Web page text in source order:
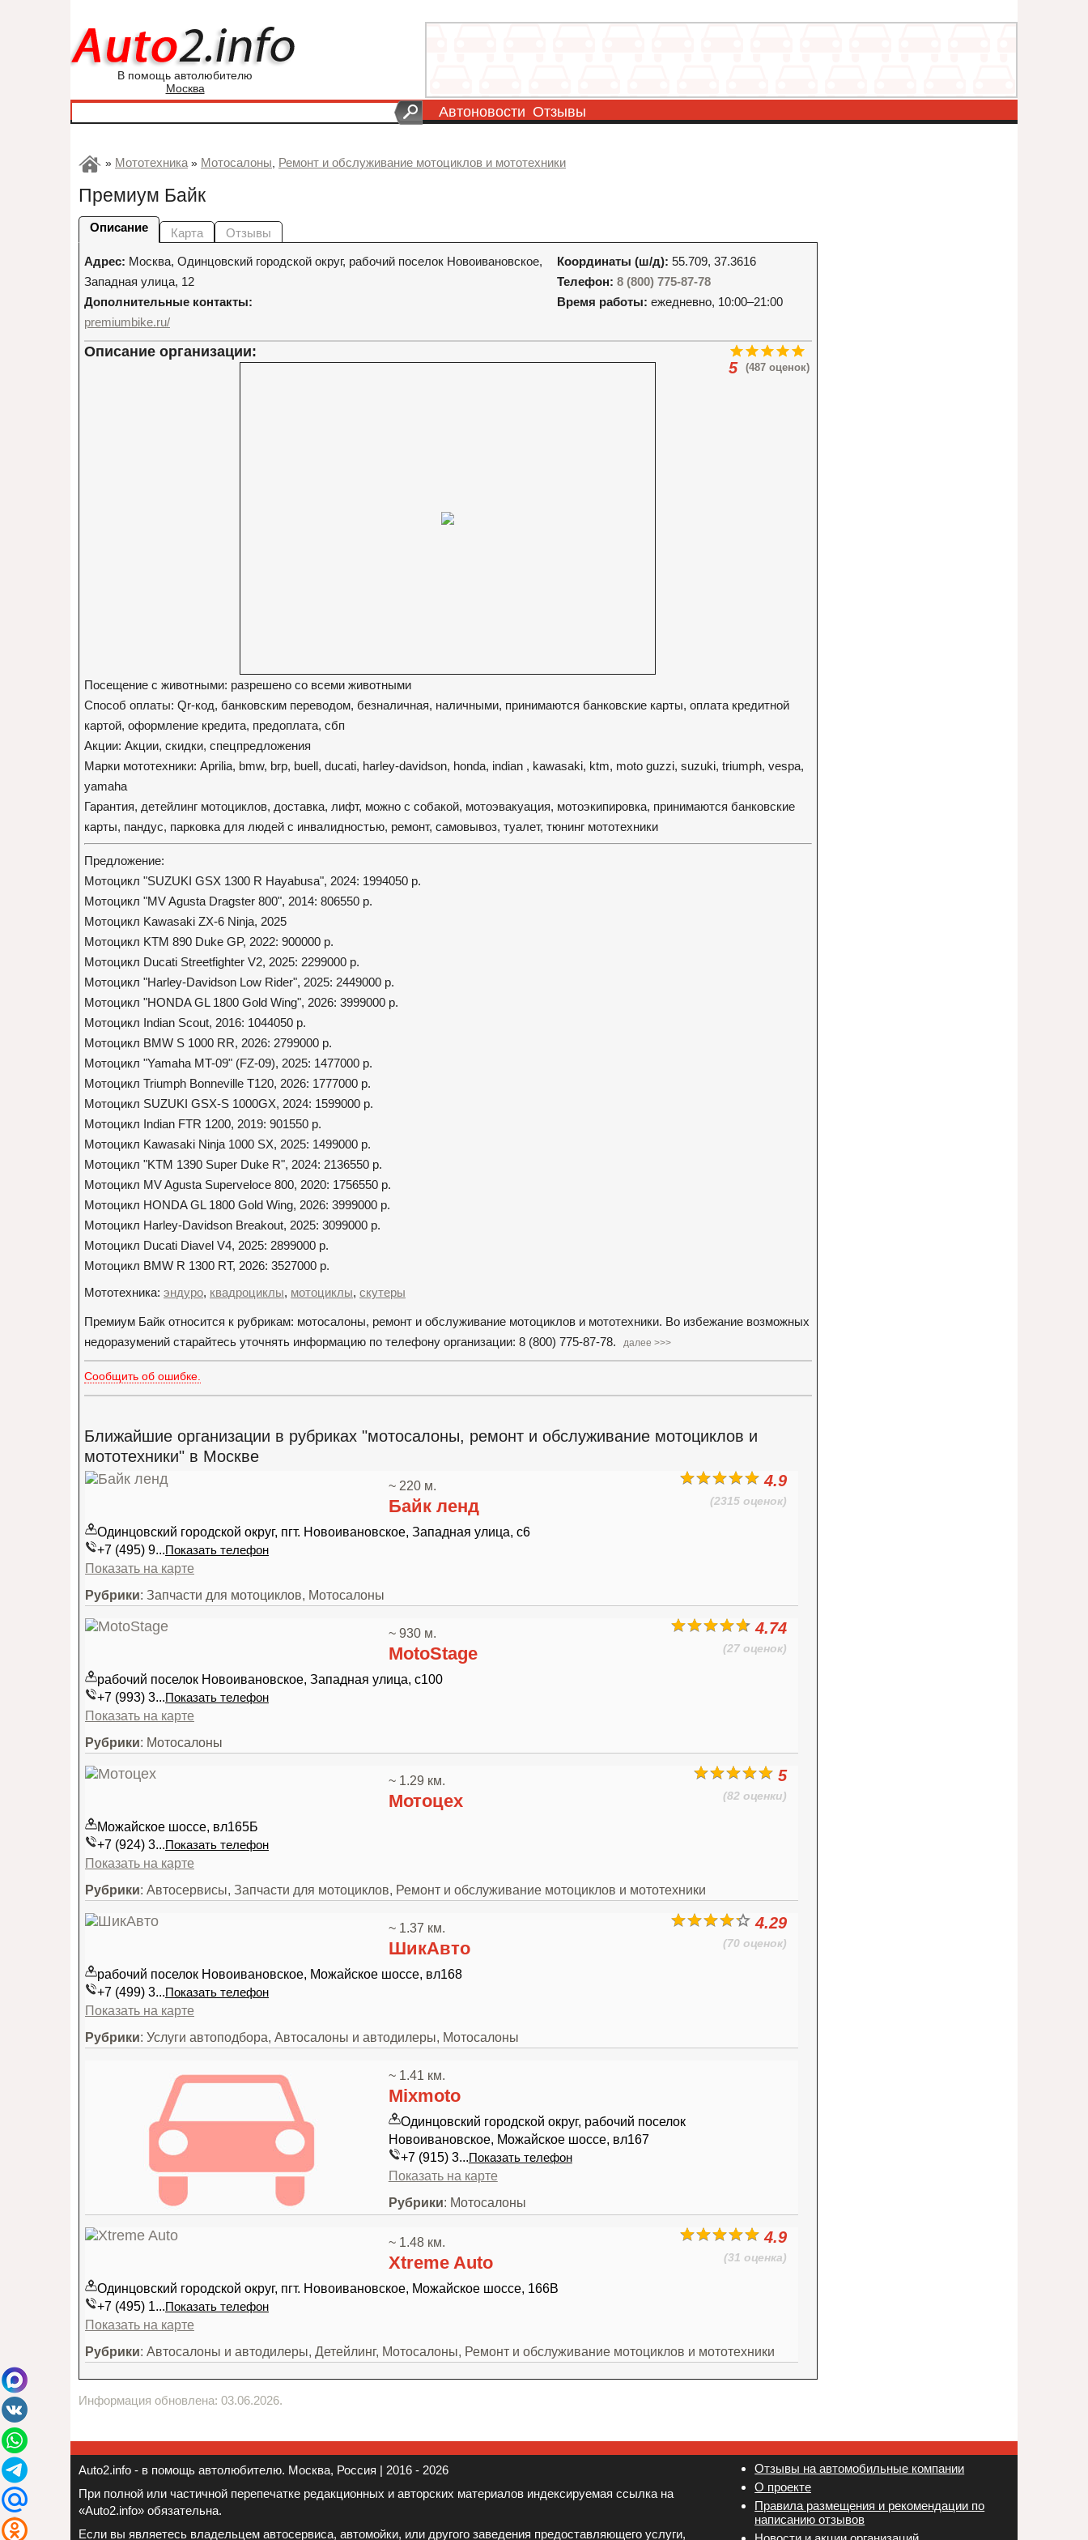
В помощь автолюбителю
Москва
Автоновости Отзывы
» Мототехника» Мотосалоны, Ремонт и обслуживание мотоциклов и мототехники
Премиум Байк
Описание Карта Отзывы
Адрес: Москва, Одинцовский городской округ, рабочий поселок Новоивановское,
Западная улица, 12
Дополнительные контакты:
premiumbike.ru/
Координаты (ш/д): 55.709, 37.3616
Телефон: 8 (800) 775-87-78
Время работы: ежедневно, 10:00–21:00
(487 оценок)
5
Описание организации:
Посещение с животными: разрешено со всеми животными
Способ оплаты: Qr-код, банковским переводом, безналичная, наличными, принимаются банковские карты, оплата кредитной
картой, оформление кредита, предоплата, сбп
Акции: Акции, скидки, спецпредложения
Марки мототехники: Aprilia, bmw, brp, buell, ducati, harley-davidson, honda, indian , kawasaki, ktm, moto guzzi, suzuki, triumph, vespa,
yamaha
Гарантия, детейлинг мотоциклов, доставка, лифт, можно с собакой, мотоэвакуация, мотоэкипировка, принимаются банковские
карты, пандус, парковка для людей с инвалидностью, ремонт, самовывоз, туалет, тюнинг мототехники
Предложение:
Мотоцикл "SUZUKI GSX 1300 R Hayabusa", 2024: 1994050 р.
Мотоцикл "MV Agusta Dragster 800", 2014: 806550 р.
Мотоцикл Kawasaki ZX-6 Ninja, 2025
Мотоцикл KTM 890 Duke GP, 2022: 900000 р.
Мотоцикл Ducati Streetfighter V2, 2025: 2299000 р.
Мотоцикл "Harley-Davidson Low Rider", 2025: 2449000 р.
Мотоцикл "HONDA GL 1800 Gold Wing", 2026: 3999000 р.
Мотоцикл Indian Scout, 2016: 1044050 р.
Мотоцикл BMW S 1000 RR, 2026: 2799000 р.
Мотоцикл "Yamaha MT-09" (FZ-09), 2025: 1477000 р.
Мотоцикл Triumph Bonneville T120, 2026: 1777000 р.
Мотоцикл SUZUKI GSX-S 1000GX, 2024: 1599000 р.
Мотоцикл Indian FTR 1200, 2019: 901550 р.
Мотоцикл Kawasaki Ninja 1000 SX, 2025: 1499000 р.
Мотоцикл "KTM 1390 Super Duke R", 2024: 2136550 р.
Мотоцикл MV Agusta Superveloce 800, 2020: 1756550 р.
Мотоцикл HONDA GL 1800 Gold Wing, 2026: 3999000 р.
Мотоцикл Harley-Davidson Breakout, 2025: 3099000 р.
Мотоцикл Ducati Diavel V4, 2025: 2899000 р.
Мотоцикл BMW R 1300 RT, 2026: 3527000 р.
Мототехника: эндуро, квадроциклы, мотоциклы, скутеры
Премиум Байк относится к рубрикам: мотосалоны, ремонт и обслуживание мотоциклов и мототехники. Во избежание возможных
недоразумений старайтесь уточнять информацию по телефону организации: 8 (800) 775-87-78.
далее >>>
Сообщить об ошибке.
Ближайшие организации в рубриках "мотосалоны, ремонт и обслуживание мотоциклов и
мототехники" в Москве
4.9
(2315 оценок)
~ 220 м.
Байк ленд
Одинцовский городской округ, пгт. Новоивановское, Западная улица, с6
+7 (495) 9...Показать телефон
Показать на карте
Рубрики: Запчасти для мотоциклов, Мотосалоны
4.74
(27 оценок)
~ 930 м.
MotoStage
рабочий поселок Новоивановское, Западная улица, с100
+7 (993) 3...Показать телефон
Показать на карте
Рубрики: Мотосалоны
5
(82 оценки)
~ 1.29 км.
Мотоцех
Можайское шоссе, вл165Б
+7 (924) 3...Показать телефон
Показать на карте
Рубрики: Автосервисы, Запчасти для мотоциклов, Ремонт и обслуживание мотоциклов и мототехники
4.29
(70 оценок)
~ 1.37 км.
ШикАвто
рабочий поселок Новоивановское, Можайское шоссе, вл168
+7 (499) 3...Показать телефон
Показать на карте
Рубрики: Услуги автоподбора, Автосалоны и автодилеры, Мотосалоны
~ 1.41 км.
Mixmoto
Одинцовский городской округ, рабочий поселок
Новоивановское, Можайское шоссе, вл167
+7 (915) 3...Показать телефон
Показать на карте
Рубрики: Мотосалоны
4.9
(31 оценка)
~ 1.48 км.
Xtreme Auto
Одинцовский городской округ, пгт. Новоивановское, Можайское шоссе, 166В
+7 (495) 1...Показать телефон
Показать на карте
Рубрики: Автосалоны и автодилеры, Детейлинг, Мотосалоны, Ремонт и обслуживание мотоциклов и мототехники
Информация обновлена: 03.06.2026.
Auto2.info - в помощь автолюбителю. Москва, Россия | 2016 - 2026
При полной или частичной перепечатке редакционных и авторских материалов индексируемая ссылка на
«Auto2.info» обязательна.
Если вы являетесь владельцем автосервиса, автомойки, или другого заведения предоставляющего услуги,
Отзывы на автомобильные компании